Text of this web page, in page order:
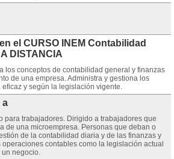
el CURSO INEM Contabilidad
DISTANCIA
los conceptos de contabilidad general y finanzas
de una empresa. Administra y gestiona los
y según la legislación vigente.
a
para trabajadores. Dirigido a trabajadores que
de una microempresa. Personas que deban o
de la contabilidad diaria y de las finanzas y
contables como la legislación actual
un negocio.